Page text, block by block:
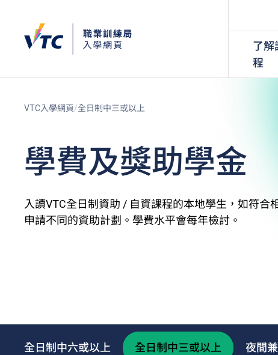
了解
程
VTC入學網頁 全日制中三或以上
學費及獎助學金
入讀VTC全日制資助 / 自資課程的本地學生，如符合
申請不同的資助計劃。學費水平會每年檢討。
全日制中六或以上 全日制中三或以上 夜間